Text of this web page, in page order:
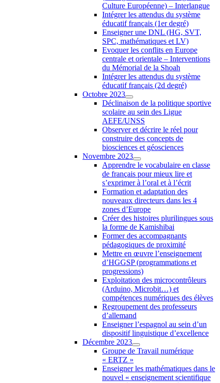
Culture Européenne) – Interlangue
Intégrer les attendus du système
éducatif français (1er degré)
Enseigner une DNL (HG, SVT,
SPC, mathématiques et LV)
Evoquer les conflits en Europe
centrale et orientale – Interventions
du Mémorial de la Shoah
Intégrer les attendus du système
éducatif français (2d degré)
Octobre 2023
Déclinaison de la politique sportive
scolaire au sein des Ligue
AEFE/UNSS
Observer et décrire le réel pour
construire des concepts de
biosciences et géosciences
Novembre 2023
Apprendre le vocabulaire en classe
de français pour mieux lire et
s’exprimer à l’oral et à l’écrit
Formation et adaptation des
nouveaux directeurs dans les 4
zones d’Europe
Créer des histoires plurilingues sous
la forme de Kamishibai
Former des accompagnants
pédagogiques de proximité
Mettre en œuvre l’enseignement
d’HGGSP (programmations et
progressions)
Exploitation des microcontrôleurs
(Arduino, Microbit…) et
compétences numériques des élèves
Regroupement des professeurs
d’allemand
Enseigner l’espagnol au sein d’un
dispositif linguistique d’excellence
Décembre 2023
Groupe de Travail numérique
« ERTZ »
Enseigner les mathématiques dans le
nouvel « enseignement scientifique